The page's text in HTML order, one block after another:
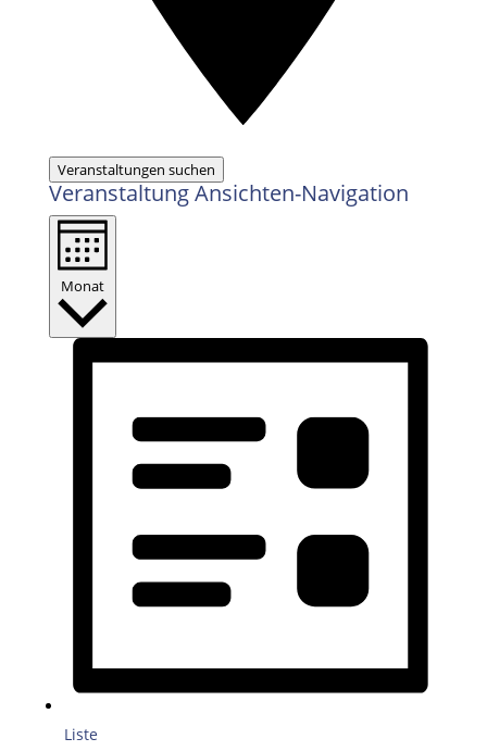
Veranstaltungen suchen
Veranstaltung Ansichten-Navigation
Monat
Liste